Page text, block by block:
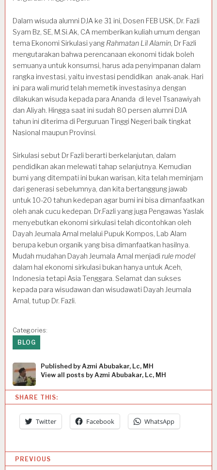
Dalam wisuda alumni DJA ke 31 ini, Dosen FEB USK, Dr. Fazli
Syam Bz, SE, M.Si.Ak, CA memberikan kuliah umum dengan
tema Ekonomi Sirkulasi yang Rahmatan Lil Alamin, Dr Fazli
mengutarakan bahwa perencanaan ekonomi tidak boleh
semuanya untuk konsumsi, harus ada penyimpanan dalam
rangka investasi, yaitu investasi pendidikan anak-anak. Hari
ini para wali murid telah memetik investasinya dengan
dilakukan wisuda kepada para Ananda di level Tsanawiyah
dan Aliyah. Hingga saat ini sudah 80 persen alumni DJA
tahun ini diterima di Perguruan Tinggi Negeri baik tingkat
Nasional maupun Provinsi.
Sirkulasi sebut Dr Fazli berarti berkelanjutan, dalam
pendidikan akan melewati tahap selanjutnya. Kemudian
bumi yang ditempati ini bukan warisan, kita telah meminjam
dari generasi sebelumnya, dan kita bertanggung jawab
untuk 10-20 tahun kedepan agar bumi ini bisa dimanfaatkan
oleh anak cucu kedepan. Dr.Fazli yang juga Pengawas Yaslak
menyebutkan ekonomi sirkulasi telah dicontohkan oleh
Dayah Jeumala Amal melalui Pupuk Kompos, Lab Alam
berupa kebun organik yang bisa dimanfaatkan hasilnya.
Mudah mudahan Dayah Jeumala Amal menjadi rule model
dalam hal ekonomi sirkulasi bukan hanya untuk Aceh,
Indonesia tetapi Asia Tenggara. Selamat dan sukses
kepada para wisudawan dan wisudawati Dayah Jeumala
Amal, tutup Dr. Fazli.
Categories:
BLOG
Published by Azmi Abubakar, Lc, MH
View all posts by Azmi Abubakar, Lc, MH
SHARE THIS:
Twitter Facebook WhatsApp
PREVIOUS